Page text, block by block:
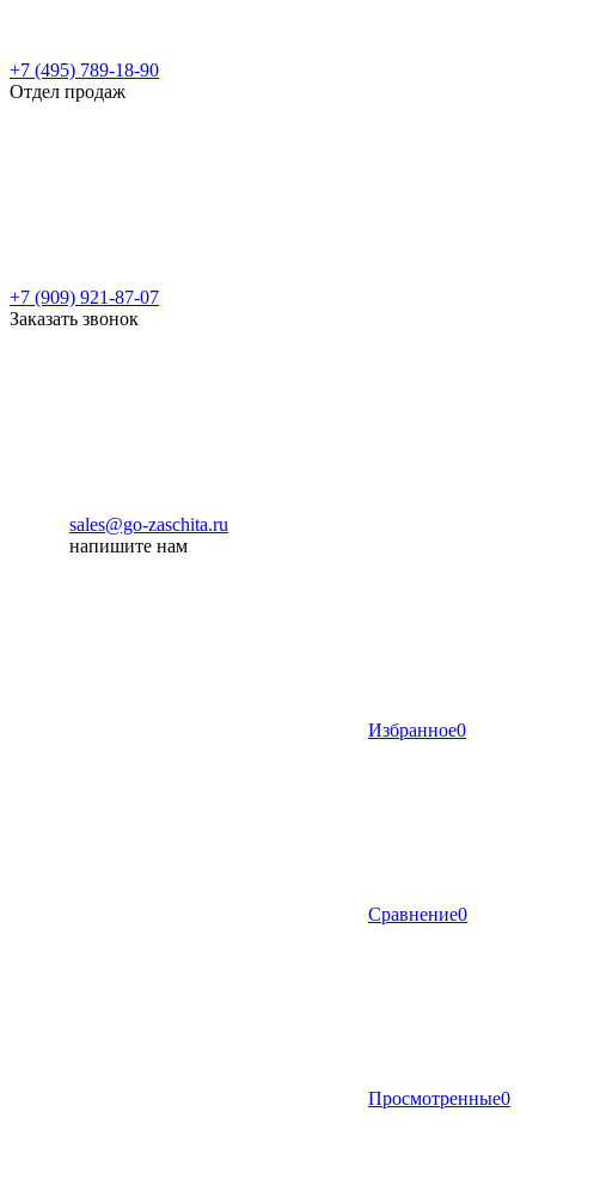
+7 (495) 789-18-90
Отдел продаж
+7 (909) 921-87-07
Заказать звонок
sales@go-zaschita.ru
напишите нам
Избранное0
Сравнение0
Просмотренные0